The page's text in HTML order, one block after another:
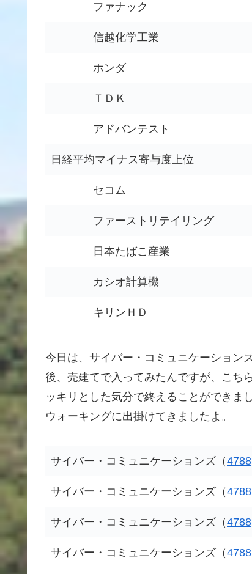
ファナック
信越化学工業
ホンダ
ＴＤＫ
アドバンテスト
日経平均マイナス寄与度上位
セコム
ファーストリテイリング
日本たばこ産業
カシオ計算機
キリンＨＤ
今日は、サイバー・コミュニケーショ
後、売建てで入ってみたんですが、こち
ッキリとした気分で終えることができ
ウォーキングに出掛けてきましたよ。
サイバー・コミュニケーションズ（4788
サイバー・コミュニケーションズ（4788
サイバー・コミュニケーションズ（4788
サイバー・コミュニケーションズ（4788